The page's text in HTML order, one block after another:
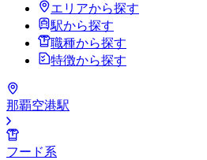
エリアから探す
駅から探す
職種から探す
特徴から探す
那覇空港駅
フード系